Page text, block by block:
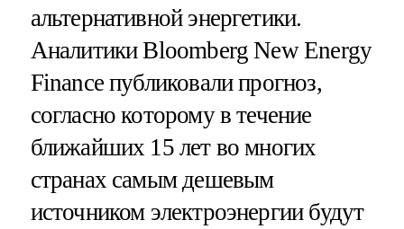
альтернативной энергетики.
Аналитики Bloomberg New Energy
Finance публиковали прогноз,
согласно которому в течение
ближайших 15 лет во многих
странах самым дешевым
источником электроэнергии будут